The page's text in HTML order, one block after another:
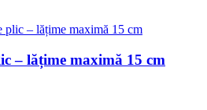
– lățime maximă 15 cm